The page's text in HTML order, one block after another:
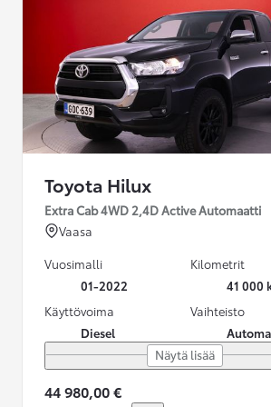
Toyota Hilux
Extra Cab 4WD 2,4D Active Automaatti
Vaasa
Vuosimalli
01-2022
Kilometrit
41 000
Käyttövoima
Diesel
Vaihteisto
Näytä lisää
44 980,00 €